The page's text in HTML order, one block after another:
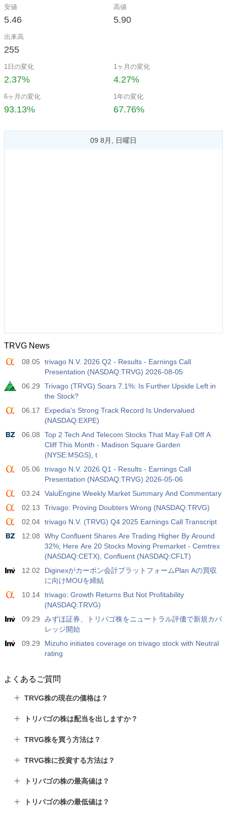
安値
5.46
高値
5.90
出来高
255
1日の変化
2.37%
1ヶ月の変化
4.27%
6ヶ月の変化
93.13%
1年の変化
67.76%
09 8月, 日曜日
TRVG News
08.05
trivago N.V. 2026 Q2 - Results - Earnings Call
Presentation (NASDAQ:TRVG) 2026-08-05
06.29
Trivago (TRVG) Soars 7.1%: Is Further Upside Left in
the Stock?
06.17
Expedia's Strong Track Record Is Undervalued
(NASDAQ:EXPE)
06.08
Top 2 Tech And Telecom Stocks That May Fall Off A
Cliff This Month - Madison Square Garden
(NYSE:MSGS), t
05.06
trivago N.V. 2026 Q1 - Results - Earnings Call
Presentation (NASDAQ:TRVG) 2026-05-06
03.24 ValuEngine Weekly Market Summary And Commentary
02.13
Trivago: Proving Doubters Wrong (NASDAQ:TRVG)
02.04 trivago N.V. (TRVG) Q4 2025 Earnings Call Transcript
12.08
Why Confluent Shares Are Trading Higher By Around
32%; Here Are 20 Stocks Moving Premarket - Cemtrex
(NASDAQ:CETX), Confluent (NASDAQ:CFLT)
12.02
Diginexがカーボン会計プラットフォームPlan Aの買収
に向けMOUを締結
10.14 trivago: Growth Returns But Not Profitability
(NASDAQ:TRVG)
09.29
みずほ証券、トリバゴ株をニュートラル評価で新規カバ
レッジ開始
09.29
Mizuho initiates coverage on trivago stock with Neutral
rating
よくあるご質問
TRVG株の現在の価格は？
トリバゴの株は配当を出しますか？
TRVG株を買う方法は？
TRVG株に投資する方法は？
トリバゴの株の最高値は？
トリバゴの株の最低値は？